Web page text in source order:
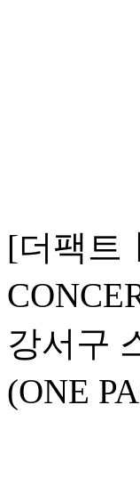
[더팩트
강서구
(ONE